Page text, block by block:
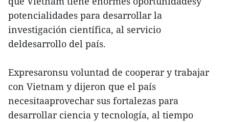
potencialidades para desarrollar la
investigación científica, al servicio
deldesarrollo del país.
Expresaronsu voluntad de cooperar y trabajar
con Vietnam y dijeron que el país
necesitaaprovechar sus fortalezas para
desarrollar ciencia y tecnología, al tiempo